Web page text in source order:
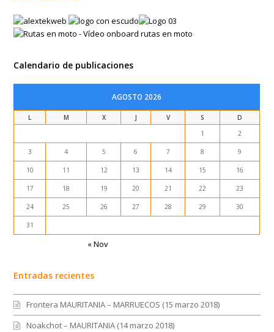
Calendario de publicaciones
AGOSTO 2026
L M X J V S
D
1
2
3 4 5 6 7 8 9
10 11 12 13 14 15 16
17 18 19 20 21 22 23
24 25 26 27 28 29 30
31
« Nov
Entradas recientes
Frontera MAURITANIA – MARRUECOS (15 marzo 2018)
Noakchot – MAURITANIA (14 marzo 2018)